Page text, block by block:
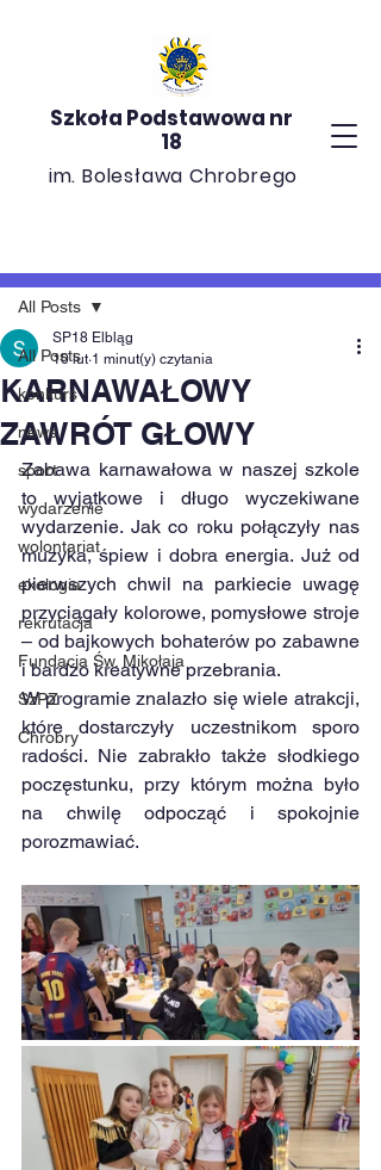
Szkoła Podstawowa nr
18
im. Bolesława Chrobrego
All Posts
konkurs
news
sport
wydarzenie
wolontariat
ekologia
rekrutacja
Fundacja Św. Mikołaja
SzPZ
Chrobry
All Posts
KARNAWAŁOWY
ZAWRÓT GŁOWY
SP18 Elbląg
10 lut 1 minut(y) czytania
Zabawa karnawałowa w naszej szkole
to wyjątkowe i długo wyczekiwane
wydarzenie. Jak co roku połączyły nas
muzyka, śpiew i dobra energia. Już od
pierwszych chwil na parkiecie uwagę
przyciągały kolorowe, pomysłowe stroje
– od bajkowych bohaterów po zabawne
i bardzo kreatywne przebrania.
W programie znalazło się wiele atrakcji,
które dostarczyły uczestnikom sporo
radości. Nie zabrakło także słodkiego
poczęstunku, przy którym można było
na chwilę odpocząć i spokojnie
porozmawiać.